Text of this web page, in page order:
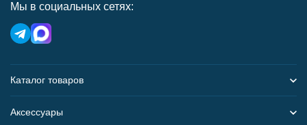
Мы в социальных сетях:
Каталог товаров
Аксессуары